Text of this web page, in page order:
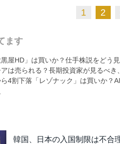
1 2
ます
屋HD」は買いか？仕手株説をどう
は売られる？長期投資家が見るべ
4割下落「レゾナック」は買いか？
韓国、日本の入国制限は不合